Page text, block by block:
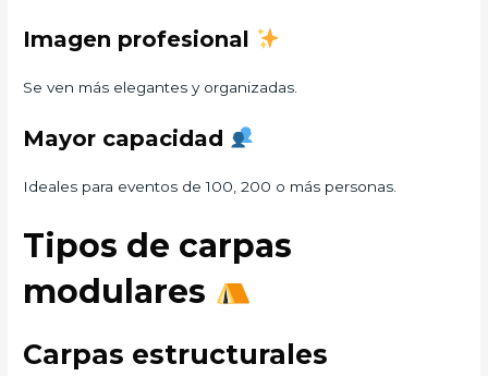
Imagen profesional
Se ven más elegantes y organizadas.
Mayor capacidad
Ideales para eventos de 100, 200 o más personas.
Tipos de carpas
modulares
Carpas estructurales